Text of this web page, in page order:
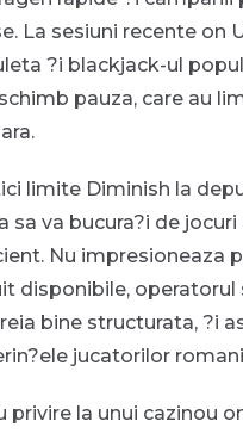
La sesiuni recente on
?i blackjack-ul
pauza, care au
limite Diminish la
sa va bucura?i de jocuri
Nu impresioneaza
disponibile, operatorul
bine structurata, ?i
jucatorilor
privire la unui cazinou